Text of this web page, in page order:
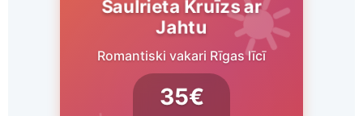
Saulrieta Kruīzs ar
Jahtu
Romantiski vakari Rīgas līcī
35€